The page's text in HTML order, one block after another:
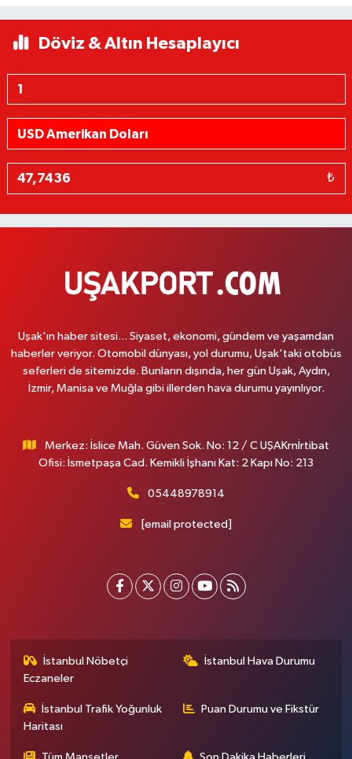
Döviz & Altın Hesaplayıcı
₺
Uşak'ın haber sitesi... Siyaset, ekonomi, gündem ve yaşamdan
haberler veriyor. Otomobil dünyası, yol durumu, Uşak'taki otobüs
seferleri de sitemizde. Bunların dışında, her gün Uşak, Aydın,
İzmir, Manisa ve Muğla gibi illerden hava durumu yayınlıyor.
Merkez: İslice Mah. Güven Sok. No: 12 / C UŞAKrnİrtibat
Ofisi: İsmetpaşa Cad. Kemikli İşhanı Kat: 2 Kapı No: 213
05448978914
[email protected]
İstanbul Nöbetçi
Eczaneler
İstanbul Hava Durumu
İstanbul Trafik Yoğunluk
Haritası
Puan Durumu ve Fikstür